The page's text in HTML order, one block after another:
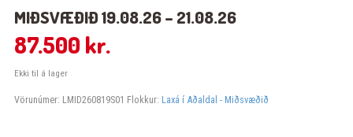
MIÐSVÆÐIÐ 19.08.26 – 21.08.26
87.500 kr.
Ekki til á lager
Vörunúmer: LMID260819S01 Flokkur: Laxá í Aðaldal - Miðsvæðið